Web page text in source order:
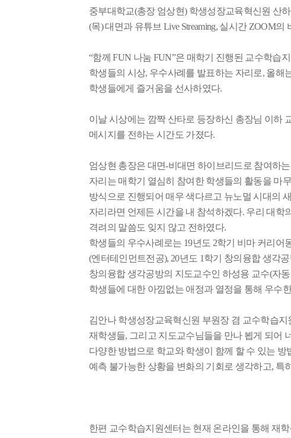
중부대학교(총장 엄상현) 학생성장교육혁신원 산
(목)대면과 유튜브Live Streaming, 실시간 ZOOM의
“함께FUN 나눔 FUN”은 매학기 진행된 교수학습
학생들의 시상, 우수사례를 발표하는 자리로, 올해
학생들에게 즐거움을 선사하였다.
이날 시상에는 깜짝 산타로 등장하신 총장님 이하
메시지를 전하는 시간도 가졌다.
엄상현 총장은 대면-비대면 하이브리드로 참여하
자리는 매학기 열심히 참여한 학생들의 활동을 마
방식으로 진행되어 매우 색다르고 뉴노멀 시대의
자리라면 언제든 시간을 내 참석하겠다. 우리 대학
격려의 말씀도 잊지 않고 전하였다.
학생들의 우수사례로는 19년도 2학기 비마 커리어
(엔터테인먼트전공), 20년도 1학기 창의융합 생각
창의융합 생각공방의 지도교수인 하성용 교수(자
학생들에 대한 아낌없는 애정과 열정을 통해 우수
김안나 학생성장교육혁신원 부원장 겸 교수학습
재학생들, 그리고 지도교수님들을 만나 뵙게 되어
다양한 방법으로 학교와 학생이 함께 할 수 있는
예측 불가능한 상황을 변화의 기회로 생각하고, 특
한편 교수학습지원센터는 현재 온라인을 통해 재